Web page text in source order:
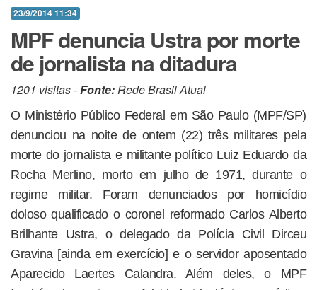
23/9/2014 11:34
MPF denuncia Ustra por morte
de jornalista na ditadura
1201 visitas -Fonte:Rede Brasil Atual
O Ministério Público Federal em São Paulo (MPF/SP)
denunciou na noite de ontem (22) três militares pela
morte do jornalista e militante político Luiz Eduardo da
Rocha Merlino, morto em julho de 1971, durante o
regime militar. Foram denunciados por homicídio
doloso qualificado o coronel reformado Carlos Alberto
Brilhante Ustra, o delegado da Polícia Civil Dirceu
Gravina [ainda em exercício] e o servidor aposentado
Aparecido Laertes Calandra. Além deles, o MPF